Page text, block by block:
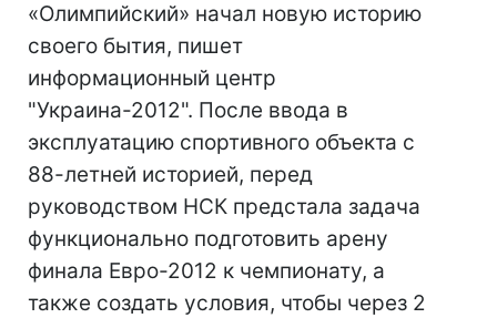
«Олимпийский» начал новую историю
своего бытия, пишет
информационный центр
"Украина-2012". После ввода в
эксплуатацию спортивного объекта с
88-летней историей, перед
руководством НСК предстала задача
функционально подготовить арену
финала Евро-2012 к чемпионату, а
также создать условия, чтобы через 2